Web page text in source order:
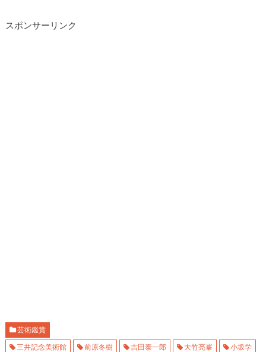
スポンサーリンク
芸術鑑賞
三井記念美術館
前原冬樹 吉田泰一郎 大竹亮峯
小坂学